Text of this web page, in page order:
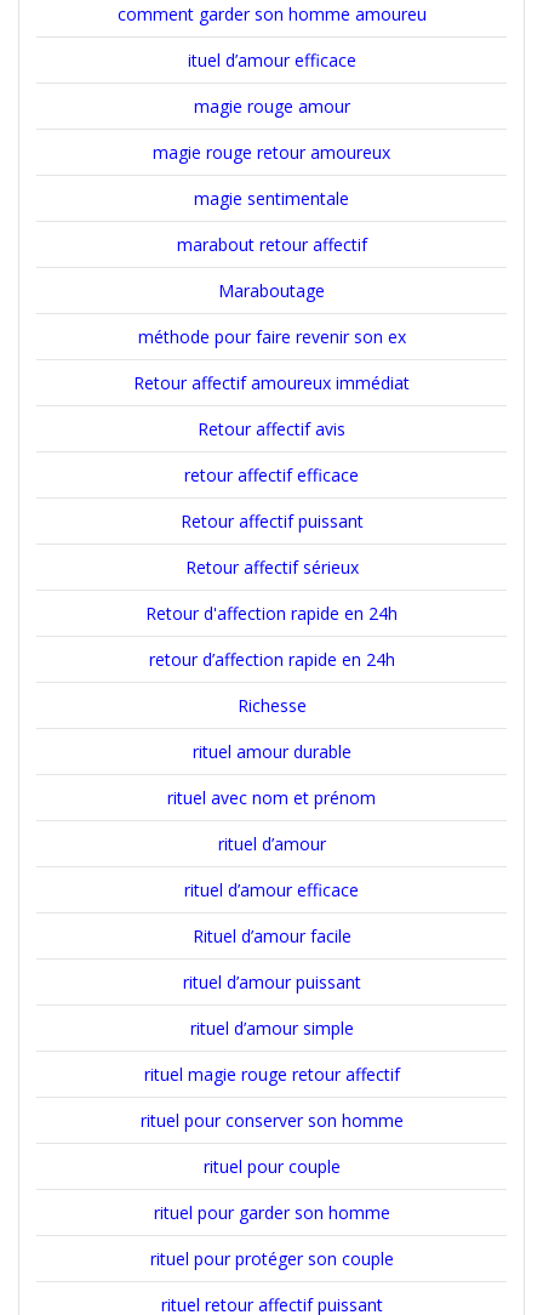
comment garder son homme amoureu
ituel d’amour efficace
magie rouge amour
magie rouge retour amoureux
magie sentimentale
marabout retour affectif
Maraboutage
méthode pour faire revenir son ex
Retour affectif amoureux immédiat
Retour affectif avis
retour affectif efficace
Retour affectif puissant
Retour affectif sérieux
Retour d'affection rapide en 24h
retour d’affection rapide en 24h
Richesse
rituel amour durable
rituel avec nom et prénom
rituel d’amour
rituel d’amour efficace
Rituel d’amour facile
rituel d’amour puissant
rituel d’amour simple
rituel magie rouge retour affectif
rituel pour conserver son homme
rituel pour couple
rituel pour garder son homme
rituel pour protéger son couple
rituel retour affectif puissant